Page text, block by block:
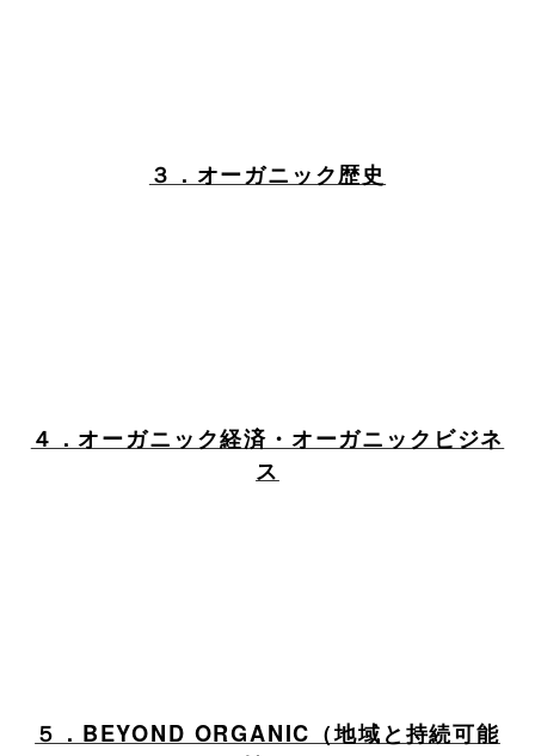
３．オーガニック歴史
４．オーガニック経済・オーガニックビジネ
ス
５．BEYOND ORGANIC（地域と持続可能